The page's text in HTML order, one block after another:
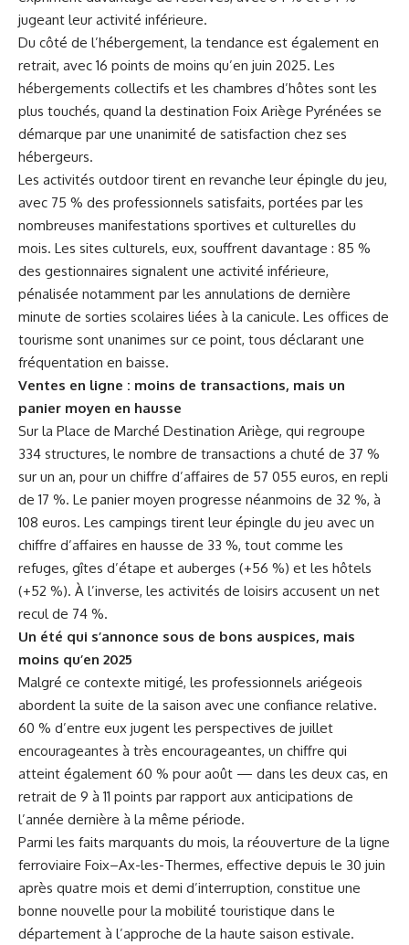
jugeant leur activité inférieure.
Du côté de l’hébergement, la tendance est également en
retrait, avec 16 points de moins qu’en juin 2025. Les
hébergements collectifs et les chambres d’hôtes sont les
plus touchés, quand la destination Foix Ariège Pyrénées se
démarque par une unanimité de satisfaction chez ses
hébergeurs.
Les activités outdoor tirent en revanche leur épingle du jeu,
avec 75 % des professionnels satisfaits, portées par les
nombreuses manifestations sportives et culturelles du
mois. Les sites culturels, eux, souffrent davantage : 85 %
des gestionnaires signalent une activité inférieure,
pénalisée notamment par les annulations de dernière
minute de sorties scolaires liées à la canicule. Les offices de
tourisme sont unanimes sur ce point, tous déclarant une
fréquentation en baisse.
Ventes en ligne : moins de transactions, mais un
panier moyen en hausse
Sur la Place de Marché Destination Ariège, qui regroupe
334 structures, le nombre de transactions a chuté de 37 %
sur un an, pour un chiffre d’affaires de 57 055 euros, en repli
de 17 %. Le panier moyen progresse néanmoins de 32 %, à
108 euros. Les campings tirent leur épingle du jeu avec un
chiffre d’affaires en hausse de 33 %, tout comme les
refuges, gîtes d’étape et auberges (+56 %) et les hôtels
(+52 %). À l’inverse, les activités de loisirs accusent un net
recul de 74 %.
Un été qui s’annonce sous de bons auspices, mais
moins qu’en 2025
Malgré ce contexte mitigé, les professionnels ariégeois
abordent la suite de la saison avec une confiance relative.
60 % d’entre eux jugent les perspectives de juillet
encourageantes à très encourageantes, un chiffre qui
atteint également 60 % pour août — dans les deux cas, en
retrait de 9 à 11 points par rapport aux anticipations de
l’année dernière à la même période.
Parmi les faits marquants du mois, la réouverture de la ligne
ferroviaire Foix–Ax-les-Thermes, effective depuis le 30 juin
après quatre mois et demi d’interruption, constitue une
bonne nouvelle pour la mobilité touristique dans le
département à l’approche de la haute saison estivale.